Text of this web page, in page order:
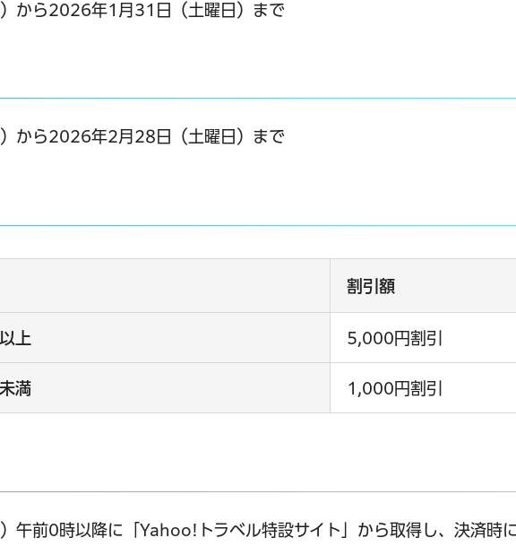
から2026年1月31日（土曜日）まで
から2026年2月28日（土曜日）まで
割引額
上 5,000円割引
満 1,000円割引
午前0時以降に「Yahoo!トラベル特設サイト」から取得し、決済時